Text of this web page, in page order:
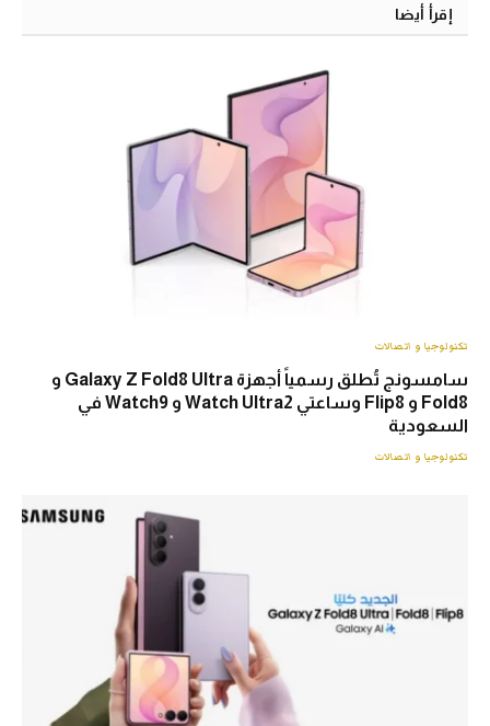
إقرأ أيضا
تكنولوجيا و اتصالات
سامسونج تُطلق رسمياً أجهزة Galaxy Z Fold8 Ultra و
Fold8 و Flip8 وساعتي Watch Ultra2 و Watch9 في
السعودية
تكنولوجيا و اتصالات